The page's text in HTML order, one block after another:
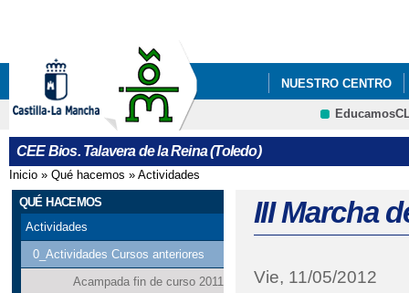
NUESTRO CENTRO
CEE Bios. Talavera de la Reina (Toledo)
Se encuentra usted aquí
Inicio » Qué hacemos » Actividades
QUÉ HACEMOS
Actividades
0_Actividades Cursos anteriores
Acampada fin de curso 2011
III Marcha
Vie, 11/05/2012